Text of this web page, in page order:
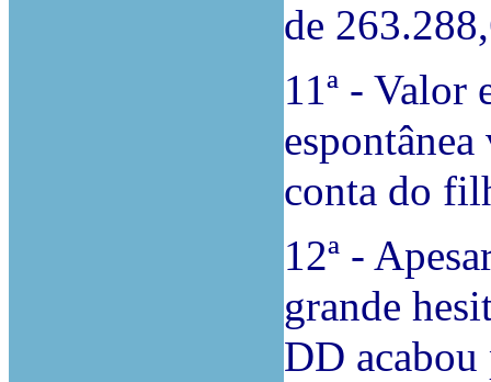
de
11ª - Valor
conta do
12ª -
grande
DD acabou